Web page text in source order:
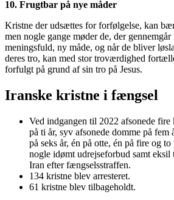
10. Frugtbar på nye måder
Kristne der udsættes for forfølgelse, kan
men nogle gange møder de, der gennemgår
meningsfuld, ny måde, og når de bliver
deres tro, kan med stor troværdighed
forfulgt på grund af sin tro på Jesus.
Iranske kristne i fængsel
Ved indgangen til 2022 afsonede
på ti år, syv afsonede domme på fem
på seks år, én på otte, én på fire og
nogle idømt udrejseforbud samt
Iran efter fængselsstraffen.
134 kristne blev arresteret.
61 kristne blev tilbageholdt.